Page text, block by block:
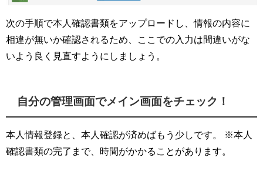
次の手順で本人確認書類をアップロードし、情報の内容に
相違が無いか確認されるため、ここでの入力は間違いがな
いよう良く見直すようにしましょう。
自分の管理画面でメイン画面をチェック！
本人情報登録と、本人確認が済めばもう少しです。 ※本人
確認書類の完了まで、時間がかかることがあります。